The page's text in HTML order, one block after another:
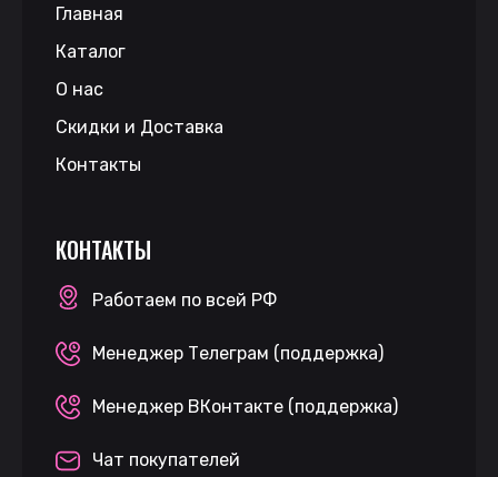
Главная
Каталог
О нас
Скидки и Доставка
Контакты
КОНТАКТЫ
Работаем по всей РФ
Менеджер Телеграм (поддержка)
Менеджер ВКонтакте (поддержка)
Чат покупателей